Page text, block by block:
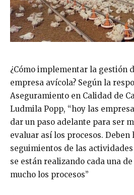
¿Cómo implementar la gestión
empresa avícola? Según la
Aseguramiento en Calidad de
Ludmila Popp, “hoy las
dar un paso adelante para ser
evaluar así los procesos. Deben
seguimientos de las
se están realizando cada una
mucho los procesos”